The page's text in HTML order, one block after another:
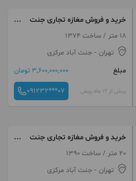
خرید و فروش مغازه تجاری جنت
اباد
18 متر / ساخت 1374
تهران - جنت آباد مرکزی
مبلغ
3,600,000,000 تومان
بیش از 12 ماه پیش 091232***07
خرید و فروش مغازه تجاری جنت
اباد
20 متر / ساخت 1390
تهران - جنت آباد مرکزی